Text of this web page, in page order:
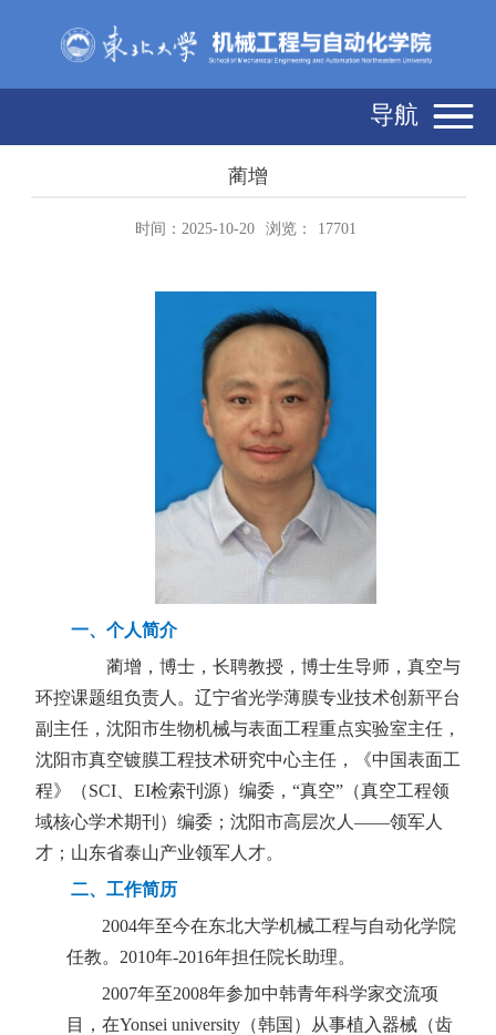
导航
蔺增
时间：2025-10-20 浏览： 17701
一、 个人简介
蔺增，博士，长聘教授， 博士生导师，真空与
环控课题组负责人。 辽宁省光学薄膜专业技术创新平台
副主任，沈阳市生物机械与表面工程重点实验室主任，
沈阳市真空镀膜工程技术研究中心主任，《中国表面工
程》（SCI、 EI检索刊源）编委，“真空”（真空工程领
域核心学术期刊）编委；沈阳市高层次人——领军人
才；山东省泰山产业领军人才。
二、 工作简历
2004年至今在东北大学机械工程与自动化学院
任教。 2010年-2016年担任院长助理。
2007年至2008年参加中韩青年科学家交流项
目，在Yonsei university（韩国）从事植入器械（齿